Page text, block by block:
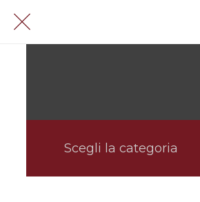
Scegli la categoria